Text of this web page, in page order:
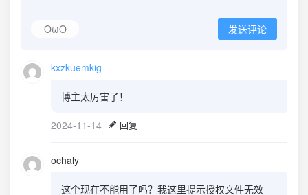
OωO 发送评论
kxzkuemkig
博主太厉害了！
2024-11-14 回复
ochaly
这个现在不能用了吗？我这里提示授权文件无效